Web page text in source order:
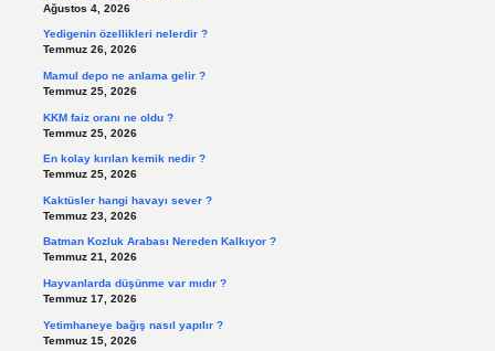
Ağustos 4, 2026
Yedigenin özellikleri nelerdir ?
Temmuz 26, 2026
Mamul depo ne anlama gelir ?
Temmuz 25, 2026
KKM faiz oranı ne oldu ?
Temmuz 25, 2026
En kolay kırılan kemik nedir ?
Temmuz 25, 2026
Kaktüsler hangi havayı sever ?
Temmuz 23, 2026
Batman Kozluk Arabası Nereden Kalkıyor ?
Temmuz 21, 2026
Hayvanlarda düşünme var mıdır ?
Temmuz 17, 2026
Yetimhaneye bağış nasıl yapılır ?
Temmuz 15, 2026